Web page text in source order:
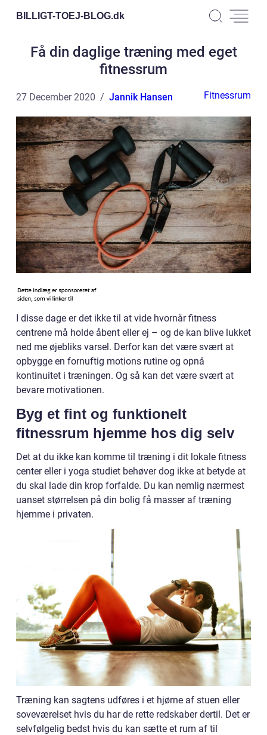
BILLIGT-TOEJ-BLOG.dk
Få din daglige træning med eget
fitnessrum
27 December 2020 Jannik Hansen Fitnessrum
I disse dage er det ikke til at vide hvornår fitness
centrene må holde åbent eller ej – og de kan blive lukket
ned me øjebliks varsel. Derfor kan det være svært at
opbygge en fornuftig motions rutine og opnå
kontinuitet i træningen. Og så kan det være svært at
bevare motivationen.
Byg et fint og funktionelt
fitnessrum hjemme hos dig selv
Det at du ikke kan komme til træning i dit lokale fitness
center eller i yoga studiet behøver dog ikke at betyde at
du skal lade din krop forfalde. Du kan nemlig nærmest
uanset størrelsen på din bolig få masser af træning
hjemme i privaten.
Træning kan sagtens udføres i et hjørne af stuen eller
soveværelset hvis du har de rette redskaber dertil. Det er
selvfølgelig bedst hvis du kan sætte et rum af til